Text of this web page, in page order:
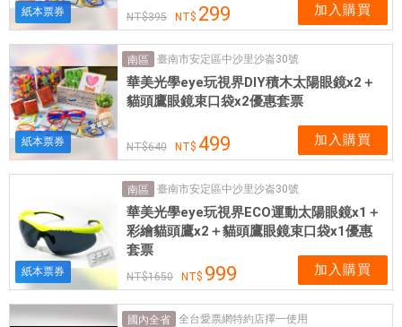
紙本票券 395 299 加入購買
紙本票券
南區 臺南市安定區中沙里沙崙30號
華美光學eye玩視界DIY積木太陽眼鏡x2＋
貓頭鷹眼鏡束口袋x2優惠套票
640 499 加入購買
紙本票券
南區 臺南市安定區中沙里沙崙30號
華美光學eye玩視界ECO運動太陽眼鏡x1＋
彩繪貓頭鷹x2＋貓頭鷹眼鏡束口袋x1優惠
套票
1650 999 加入購買
國內全省 全台愛票網特約店擇一使用